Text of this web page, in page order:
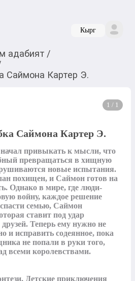
Кырг
адабият /
Саймона Картер Э.
1 / 1
Саймона Картер Э.
привыкать к мысли, что
превращаться в хищную
новые испытания.
похищен, и Саймон готов на
Однако в мире, где люди-
войну, каждое решение
семью, Саймон
ставит под удар
друзей. Теперь ему нужно не
и исправить содеянное, пока
не попали в руки того,
всеми королевствами.
Детские приключения